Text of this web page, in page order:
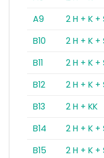
A9
2 H + K +
B10
2 H + K +
B11
2 H + K +
B12
2 H + K +
B13
2 H + KK
B14
2 H + K +
B15
2 H + K +